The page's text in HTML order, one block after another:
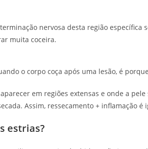
nervosa desta região específica
muita coceira.
o corpo coça após uma lesão, é
em regiões extensas e onde a
Assim, ressecamento + inflamação é
estrias?